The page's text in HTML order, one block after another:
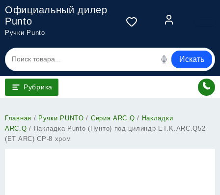
Перейти
содержимому
Официальный дилер
Punto
Ручки Punto
Искать
Рубрика
Главная / Ручки PUNTO / Серия ARC.Q / Накладки
ARC.Q / Накладка Punto (Пунто) под цилиндр ET.K.ARC.Q52
(ET ARC) CP-8 хром